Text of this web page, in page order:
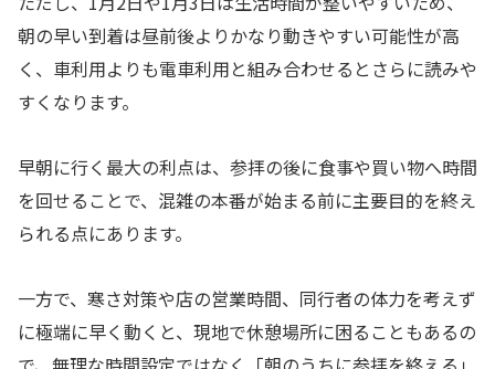
朝の早い到着は昼前後よりかなり動きやすい可能性が高
く、車利用よりも電車利用と組み合わせるとさらに読みや
すくなります。
早朝に行く最大の利点は、参拝の後に食事や買い物へ時間
を回せることで、混雑の本番が始まる前に主要目的を終え
られる点にあります。
一方で、寒さ対策や店の営業時間、同行者の体力を考えず
に極端に早く動くと、現地で休憩場所に困ることもあるの